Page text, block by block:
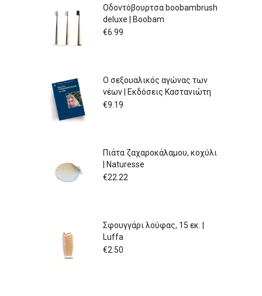
Οδοντόβουρτσα boobambrush
deluxe | Boobam
€6.99
Ο σεξουαλικός αγώνας των
νέων | Εκδόσεις Καστανιώτη
€9.19
Πιάτα ζαχαροκάλαμου, κοχύλι
| Naturesse
€22.22
Σφουγγάρι λούφας, 15 εκ. |
Luffa
€2.50